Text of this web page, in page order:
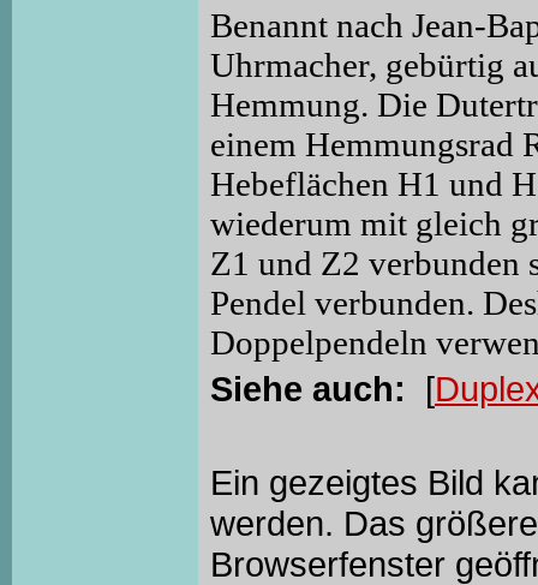
Benannt nach Jean-
Uhrmacher, gebürtig
Hemmung. Die
einem Hemmungsrad
Hebeflächen H1 und
wiederum mit gleich
Z1 und Z2 verbunden
Pendel verbunden.
Doppelpendeln
Siehe auch: [
Ein gezeigtes Bild
werden. Das
Browserfenster